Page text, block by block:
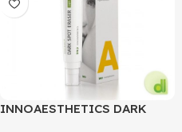
INNOAESTHETICS DARK